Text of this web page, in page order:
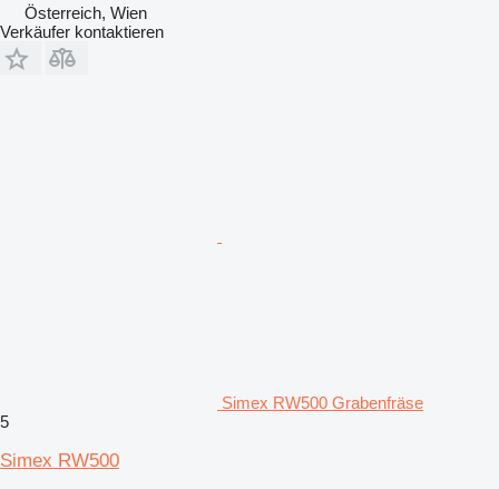
Österreich, Wien
Verkäufer kontaktieren
Simex RW500 Grabenfräse
5
Simex RW500